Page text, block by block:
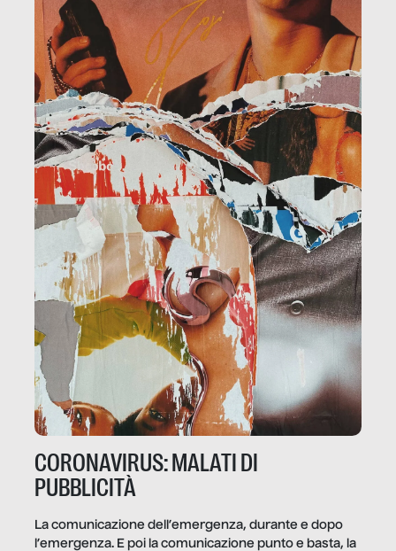
CORONAVIRUS: MALATI DI
PUBBLICITÀ
La comunicazione dell’emergenza, durante e dopo
l’emergenza. E poi la comunicazione punto e basta, la